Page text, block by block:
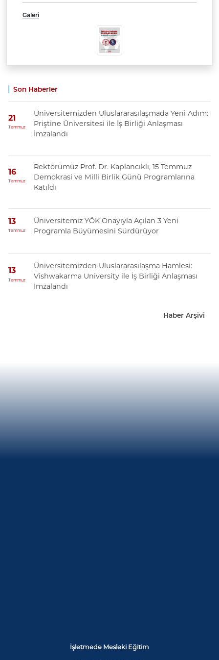
Son Haberler
21
Temmuz
Üniversitemizden Uluslararasılaşmada Yeni Adım:
Priştine Üniversitesi ile İş Birliği Anlaşması
İmzalandı
16
Temmuz
Rektörümüz Prof. Dr. Kaplancıklı, 15 Temmuz
Demokrasi ve Milli Birlik Günü Programlarına
Katıldı
13
Temmuz
Üniversitemiz YÖK Onayıyla Açılan 3 Yeni
Programla Büyümesini Sürdürüyor
13
Temmuz
Üniversitemizden Uluslararasılaşma Hamlesi:
Vishwakarma University ile İş Birliği Anlaşması
İmzalandı
Haber Arşivi
Galeri
İşletmede Mesleki Eğitim